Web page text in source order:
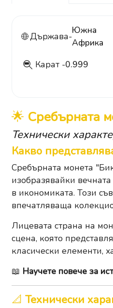
Държава-
Южна
Африка
999 Карат -0.999
🌟 Сребърната
Технически
Какво
Сребърната монета
изобразявайки
в икономиката. Този
впечатляваща
Лицевата страна на
сцена, която
класически елементи,
📖 Научете повече за
📐 Технически